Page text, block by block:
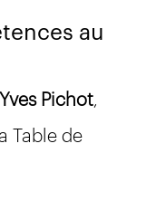
au
Yves Pichot
Table de